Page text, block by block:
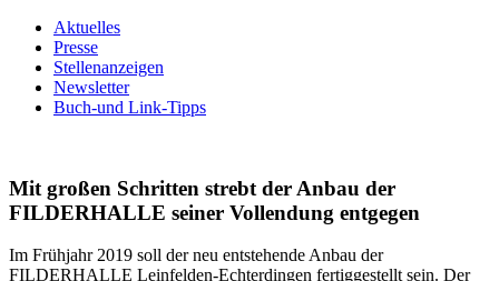
Aktuelles
Presse
Stellenanzeigen
Newsletter
Buch-und Link-Tipps
Mit großen Schritten strebt der Anbau der
FILDERHALLE seiner Vollendung entgegen
Im Frühjahr 2019 soll der neu entstehende Anbau der
FILDERHALLE Leinfelden-Echterdingen fertiggestellt sein. Der